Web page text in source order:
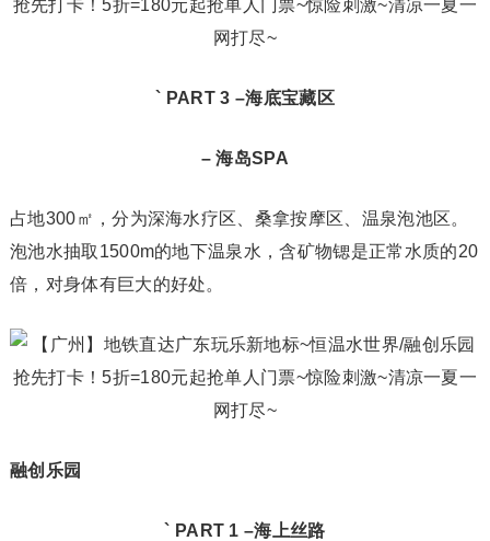
` PART 3 –海底宝藏区
– 海岛SPA
占地300㎡，分为深海水疗区、桑拿按摩区、温泉泡池区。
泡池水抽取1500m的地下温泉水，含矿物锶是正常水质的20
倍，对身体有巨大的好处。
融创乐园
` PART 1 –海上丝路